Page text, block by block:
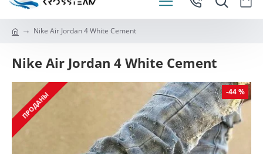
Nike Air Jordan 4 White Cement
Nike Air Jordan 4 White Cement
-44 %
ПРОДАНЫ